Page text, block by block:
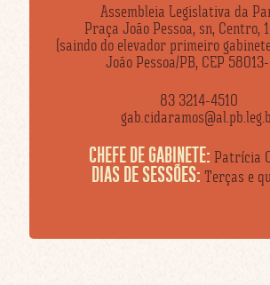
Assembleia Legislativa da
Praça João Pessoa, sn, Centro,
(saindo do elevador primeiro
João Pessoa/PB, CEP
83 3214-4510
CHEFE DE GABINETE: Patrícia
DIAS DE SESSÕES: Terças e